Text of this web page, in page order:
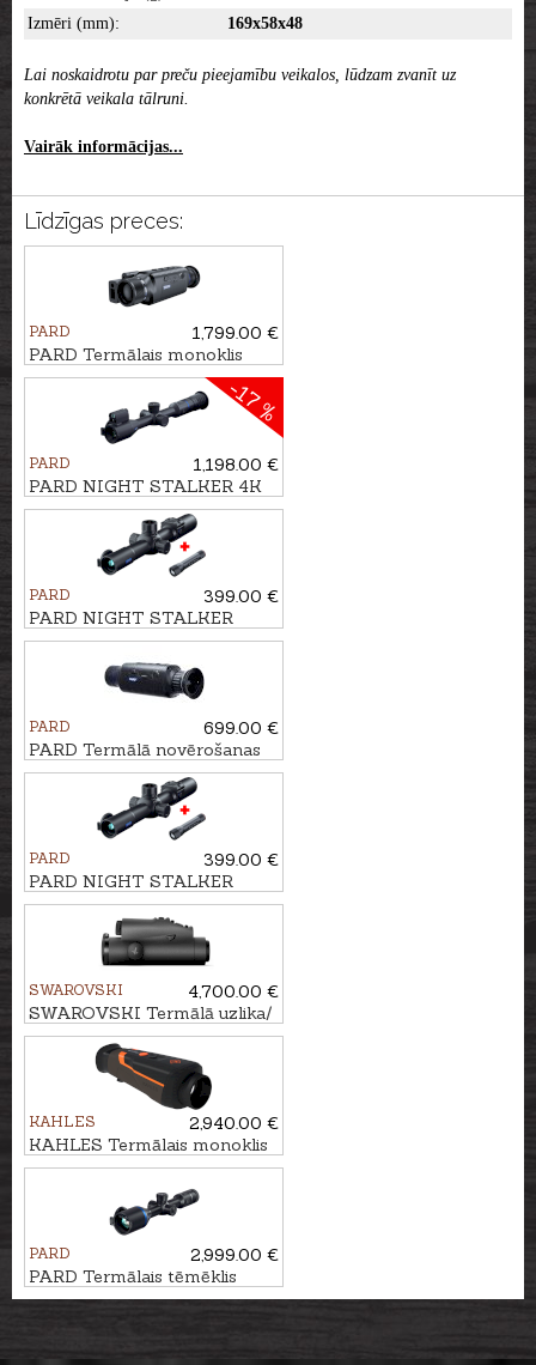
Izmēri (mm):
169x58x48
Lai noskaidrotu par preču pieejamību veikalos, lūdzam zvanīt uz
konkrētā veikala tālruni.
Vairāk informācijas...
Līdzīgas preces:
PARD
1,799.00 €
PARD Termālais monoklis
LEOPARD 640 ar tālmeru-17 %
PARD
1,198.00 €
PARD NIGHT STALKER 4K
eX - 70/850nm ar tālmēru
PARD
399.00 €
PARD NIGHT STALKER
MINI ar TL3 piegaismotāju
PARD
699.00 €
PARD Termālā novērošanas
kamera Leopard 256
PARD
399.00 €
PARD NIGHT STALKER
MINI ar TL3 piegaismotāju
SWAROVSKI
4,700.00 €
SWAROVSKI Termālā uzlika/
monoklis TX ENCOUNTER
KAHLES
2,940.00 €
KAHLES Termālais monoklis
HELIA TI 35+
PARD
2,999.00 €
PARD Termālais tēmēklis
Pantera eX 640